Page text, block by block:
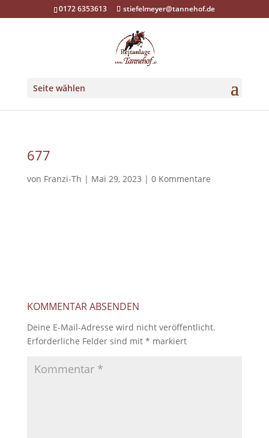
0172 6353613 stiefelmeyer@tannehof.de
Seite wählen
677
von Franzi-Th | Mai 29, 2023 | 0 Kommentare
KOMMENTAR ABSENDEN
Deine E-Mail-Adresse wird nicht veröffentlicht.
Erforderliche Felder sind mit * markiert